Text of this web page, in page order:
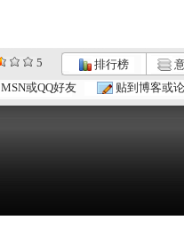
5 排行榜
MSN或QQ好友 贴到博客或